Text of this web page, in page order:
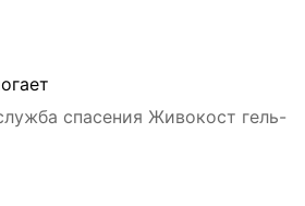
спасения Живокост гель-